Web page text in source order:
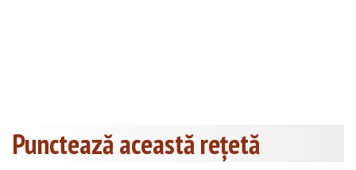
Punctează această reţetă